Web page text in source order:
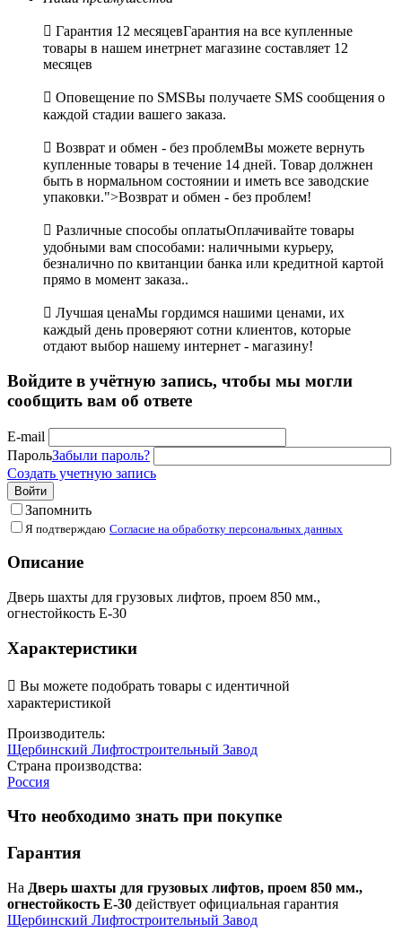
 Гарантия 12 месяцевГарантия на все купленные
товары в нашем инетрнет магазине составляет 12
месяцев
 Оповещение по SMSВы получаете SMS сообщения о
каждой стадии вашего заказа.
 Возврат и обмен - без проблемВы можете вернуть
купленные товары в течение 14 дней. Товар должнен
быть в нормальном состоянии и иметь все заводские
упаковки.">Возврат и обмен - без проблем!
 Различные способы оплатыОплачивайте товары
удобными вам способами: наличными курьеру,
безналично по квитанции банка или кредитной картой
прямо в момент заказа..
 Лучшая ценаМы гордимся нашими ценами, их
каждый день проверяют сотни клиентов, которые
отдают выбор нашему интернет - магазину!
Войдите в учётную запись, чтобы мы могли
сообщить вам об ответе
E-mail
ПарольЗабыли пароль?
Создать учетную запись
Войти
Запомнить
Я подтверждаю Согласие на обработку персональных данных
Описание
Дверь шахты для грузовых лифтов, проем 850 мм.,
огнестойкость Е-30
Характеристики
 Вы можете подобрать товары с идентичной
характеристикой
Производитель:
Щербинский Лифтостроительный Завод
Страна производства:
Россия
Что необходимо знать при покупке
Гарантия
На Дверь шахты для грузовых лифтов, проем 850 мм.,
огнестойкость Е-30 действует официальная гарантия
Щербинский Лифтостроительный Завод